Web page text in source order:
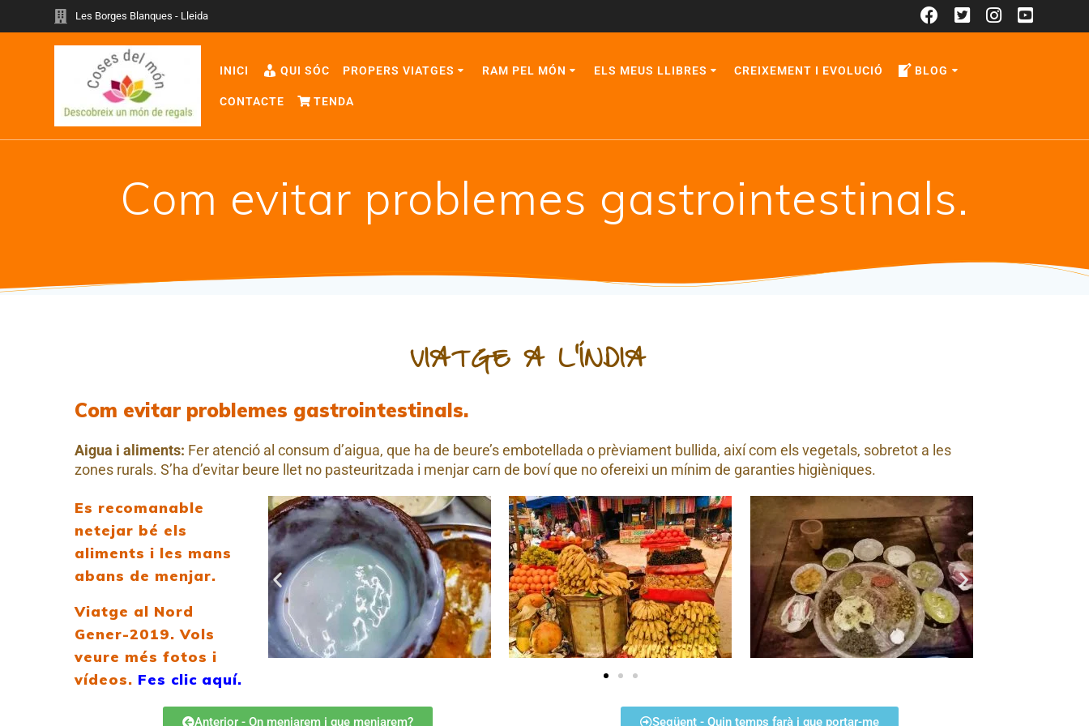
Les Borges Blanques - Lleida
INICI QUI SÓC PROPERS VIATGES RAM PEL MÓN ELS MEUS LLIBRES CREIXEMENT I EVOLUCIÓ BLOG
CONTACTE TENDA
Com evitar problemes gastrointestinals.
VIATGE A L'ÍNDIA
Com evitar problemes gastrointestinals.
Aigua i aliments: Fer atenció al consum d’aigua, que ha de beure’s embotellada o prèviament bullida, així com els vegetals, sobretot a les
zones rurals. S’ha d’evitar beure llet no pasteuritzada i menjar carn de boví que no ofereixi un mínim de garanties higièniques.
Es recomanable
netejar bé els
aliments i les mans
abans de menjar.
Viatge al Nord
Gener-2019. Vols
veure més fotos i
vídeos. Fes clic aquí.
Anterior - On menjarem i que menjarem? Següent - Quin temps farà i que portar-me